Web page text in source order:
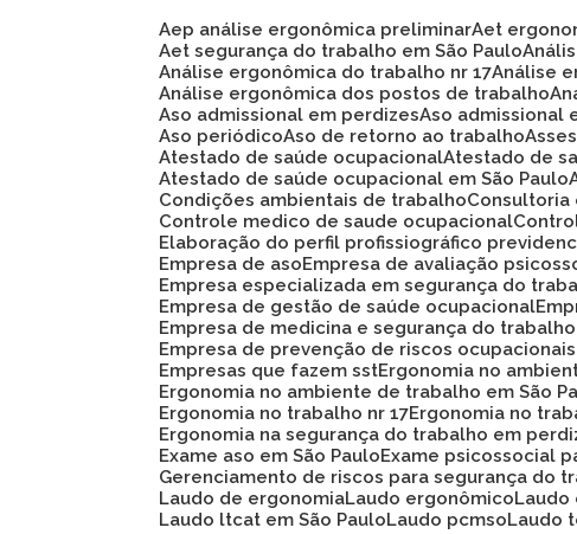
Aep análise ergonômica preliminar Aet
Aet segurança do trabalho em São Paulo
Análise ergonômica do trabalho nr 17 Análise
Análise ergonômica dos postos de trabalho
Aso admissional em perdizes Aso admissional
Aso periódico Aso de retorno ao trabalho
Atestado de saúde ocupacional Atestado de
Atestado de saúde ocupacional em São Paulo
Condições ambientais de trabalho
Controle medico de saude ocupacional
Elaboração do perfil profissiográfico
Empresa de aso
Empresa de avaliação
Empresa especializada em segurança do
Empresa de gestão de saúde ocupacional
Empresa de medicina e segurança do trabalho
Empresa de prevenção de riscos ocupacionais
Empresas que fazem sst Ergonomia no
Ergonomia no ambiente de trabalho em São
Ergonomia no trabalho nr 17 Ergonomia no
Ergonomia na segurança do trabalho em
Exame aso em São Paulo Exame psicossocial
Gerenciamento de riscos para segurança do
Laudo de ergonomia Laudo ergonômico
Laudo ltcat em São Paulo
Laudo pcmso